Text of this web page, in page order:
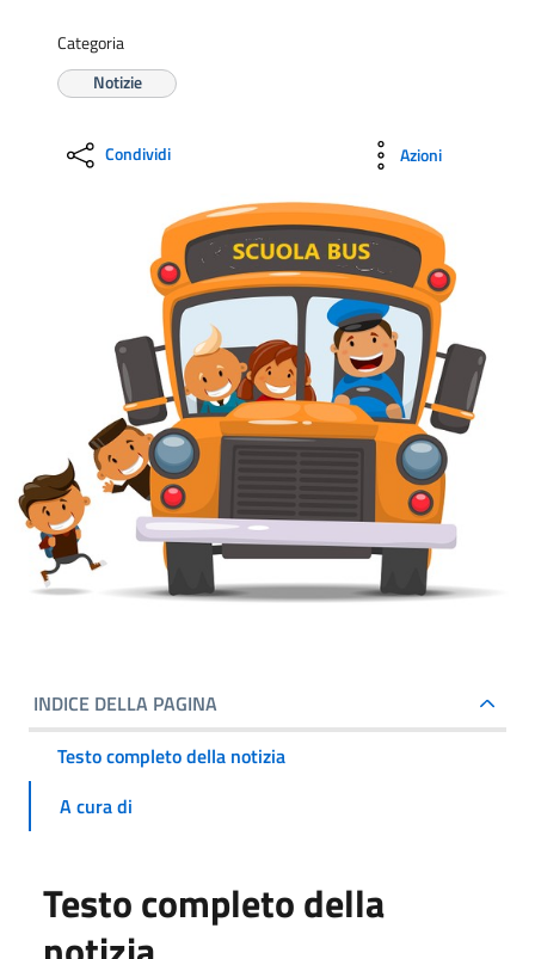
Categoria
Notizie
Condividi Azioni
INDICE DELLA PAGINA
Testo completo della notizia
A cura di
Testo completo della